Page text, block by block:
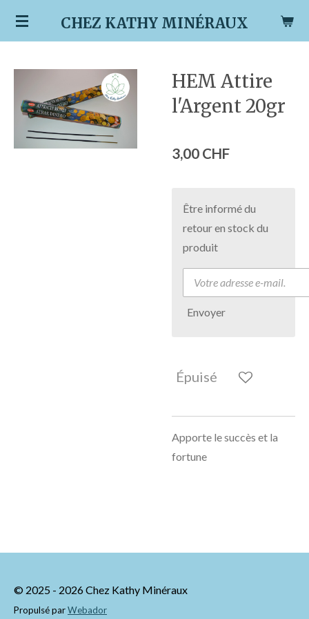
Passer
CHEZ KATHY MINÉRAUX
HEM Attire
l'Argent 20gr
3,00 CHF
Être informé du
retour en stock du
produit
Envoyer
Épuisé
Apporte le succès et la
fortune
© 2025 - 2026 Chez Kathy Minéraux
Propulsé parWebador